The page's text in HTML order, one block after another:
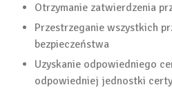
Otrzymanie zatwierdzenia
Przestrzeganie wszystkich
bezpieczeństwa
Uzyskanie odpowiedniego
odpowiedniej jednostki